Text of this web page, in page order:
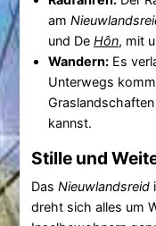
am
und De Hôn, mit
Wandern:Es
Unterwegs
kannst.
Stille und
Das Nieuwlandsreid
dreht sich alles um